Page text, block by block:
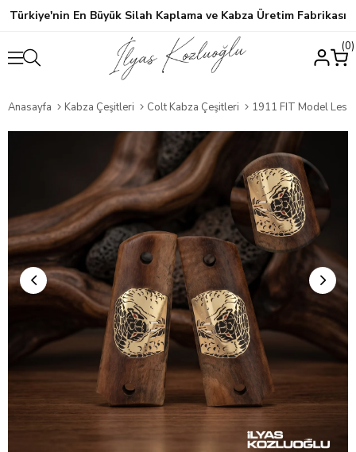
Türkiye'nin En Büyük Silah Kaplama ve Kabza Üretim Fabrikası
0
Anasayfa Kabza Çeşitleri Colt Kabza Çeşitleri 1911 FIT Model Les